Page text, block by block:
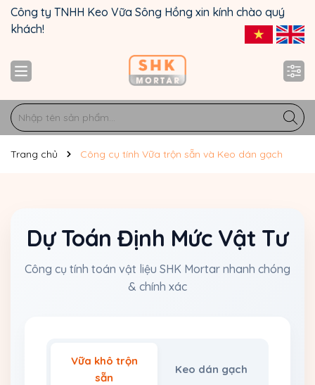
Công ty TNHH Keo Vữa Sông Hồng xin kính chào quý
khách!
Trang chủ Công cụ tính Vữa trộn sẵn và Keo dán gạch
Dự Toán Định Mức Vật Tư
Công cụ tính toán vật liệu SHK Mortar nhanh chóng
& chính xác
Vữa khô trộn
sẵn
Keo dán gạch